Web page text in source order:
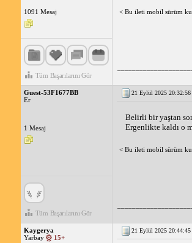
1091 Mesaj
Tüm Başarılarını Gör
< Bu ileti mobil sürüm
Guest-53F1677BB
Er
1 Mesaj
Tüm Başarılarını Gör
21 Eylül 2025 20:32:56
Belirli bir yaştan
Ergenlikte kaldı o
< Bu ileti mobil sürüm
Kaygerya
Yarbay
15+
21 Eylül 2025 20:44:45